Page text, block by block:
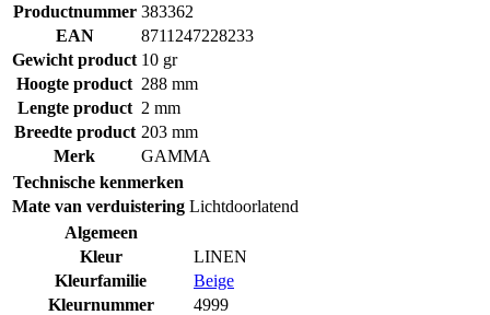
Productnummer 383362
EAN
8711247228233
Gewicht product 10 gr
Hoogte product 288 mm
Lengte product 2 mm
Breedte product 203 mm
Merk
GAMMA
Technische kenmerken
Mate van verduistering Lichtdoorlatend
Algemeen
Kleur
LINEN
Kleurfamilie
Beige
Kleurnummer
4999